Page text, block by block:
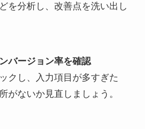
を分析し、改善点を洗い出し
バージョン率を確認
クし、入力項目が多すぎた
がないか見直しましょう。